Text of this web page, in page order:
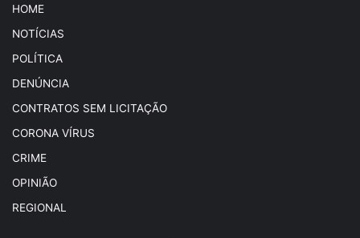
HOME
NOTÍCIAS
POLÍTICA
DENÚNCIA
CONTRATOS SEM LICITAÇÃO
CORONA VÍRUS
CRIME
OPINIÃO
REGIONAL